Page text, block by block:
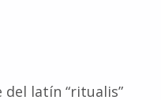
latín “ritualis”